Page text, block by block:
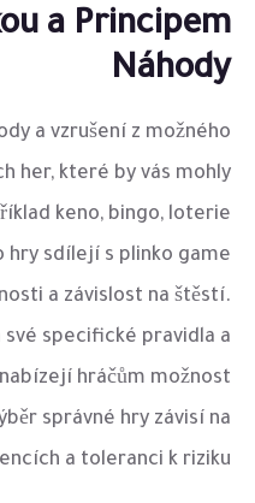
a Principem
Náhody
a vzrušení z možného
her, které by vás mohly
keno, bingo, loterie
hry sdílejí s plinko game
a závislost na štěstí.
své specifické pravidla a
hráčům možnost
správné hry závisí na
a toleranci k riziku.